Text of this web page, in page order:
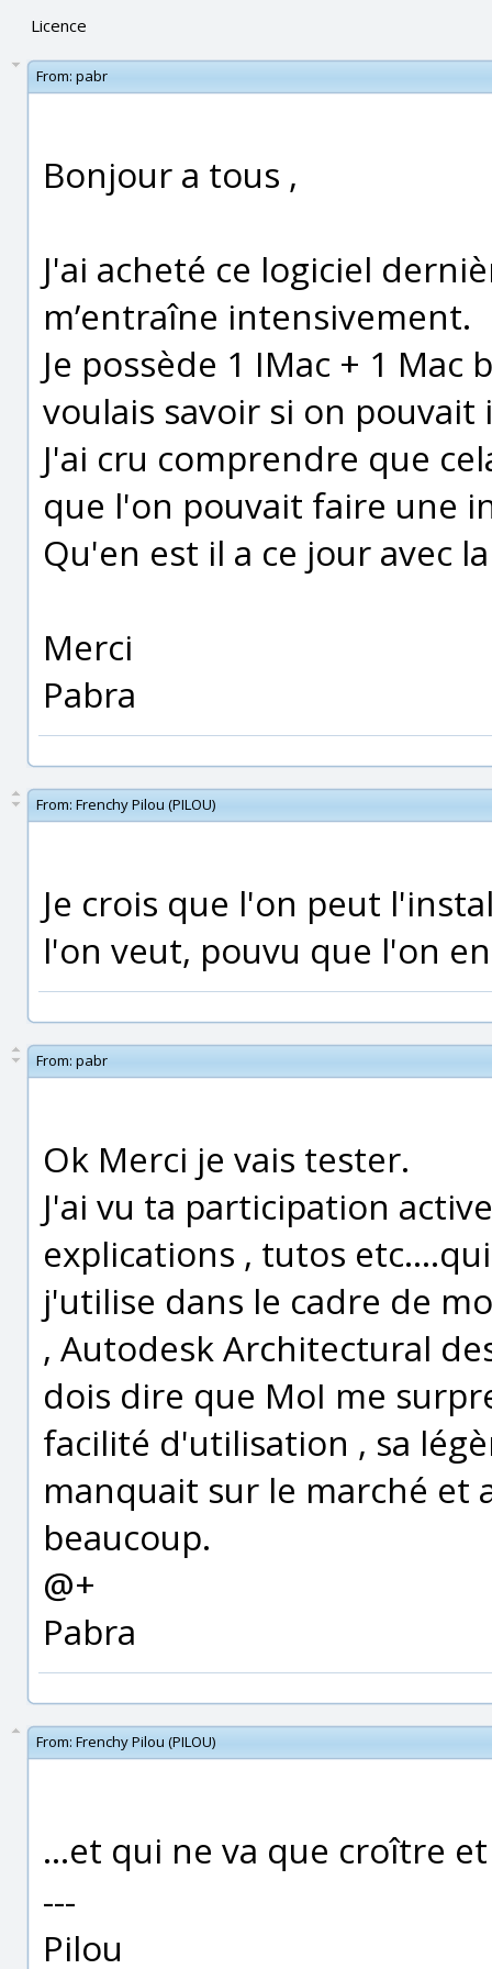
Licence
From: pabr
Bonjour a tous ,
J'ai acheté ce logiciel
m’entraîne intensivement.
Je possède 1 IMac + 1 Mac
voulais savoir si on
J'ai cru comprendre que
que l'on pouvait faire une
Qu'en est il a ce jour avec
Merci
Pabra
From: Frenchy Pilou (PILOU)
Je crois que l'on peut
l'on veut, pouvu que l'on
From: pabr
Ok Merci je vais tester.
J'ai vu ta participation
explications , tutos
j'utilise dans le cadre de
, Autodesk Architectural
dois dire que MoI me
facilité d'utilisation , sa
manquait sur le marché et
beaucoup.
@+
Pabra
From: Frenchy Pilou (PILOU)
...et qui ne va que croître
---
Pilou